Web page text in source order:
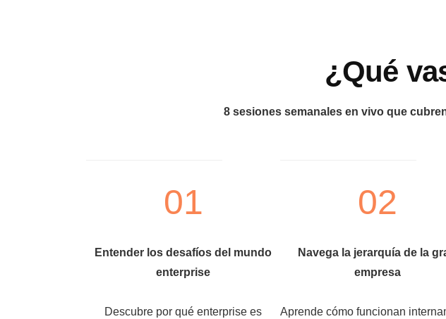
¿Qué
8 sesiones semanales en vivo que
01
Entender los desafíos del mundo
enterprise
Descubre por qué enterprise es
02
Navega la jerarquía de la
empresa
Aprende cómo funcionan